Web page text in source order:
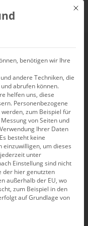
der
Mit
benötigen wir Ihre
andere Techniken, die
abrufen können.
helfen uns, diese
Personenbezogene
zum Beispiel für
von Seiten und
Ihrer Daten
Es besteht keine
einzuwilligen, um dieses
unter
Einstellung sind nicht
der hier genutzten
außerhalb der EU, wo
zum Beispiel in den
auf Grundlage von
für die eine